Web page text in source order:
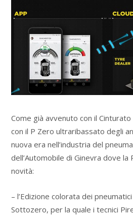
Come già avvenuto con il Cinturato
con il P Zero ultraribassato degli
nuova era nell’industria del
dell’Automobile di Ginevra dove la
novità:
– l’Edizione colorata dei
Sottozero, per la quale i tecnici